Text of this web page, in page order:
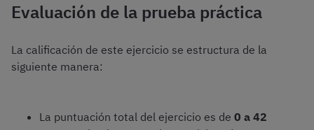
Evaluación de la prueba práctica
La calificación de este ejercicio se estructura de la
siguiente manera:
La puntuación total del ejercicio es de 0 a 42